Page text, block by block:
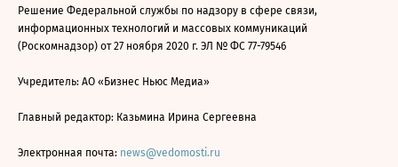
Решение Федеральной службы по надзору в сфере связи,
информационных технологий и массовых коммуникаций
(Роскомнадзор) от 27 ноября 2020 г. ЭЛ № ФС 77-79546
Учредитель: АО «Бизнес Ньюс Медиа»
Главный редактор: Казьмина Ирина Сергеевна
Электронная почта: news@vedomosti.ru